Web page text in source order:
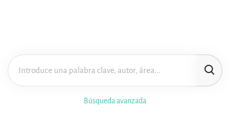
Búsqueda avanzada